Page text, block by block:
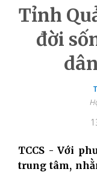
Tỉnh
đời
TCCS - Với
trung tâm,